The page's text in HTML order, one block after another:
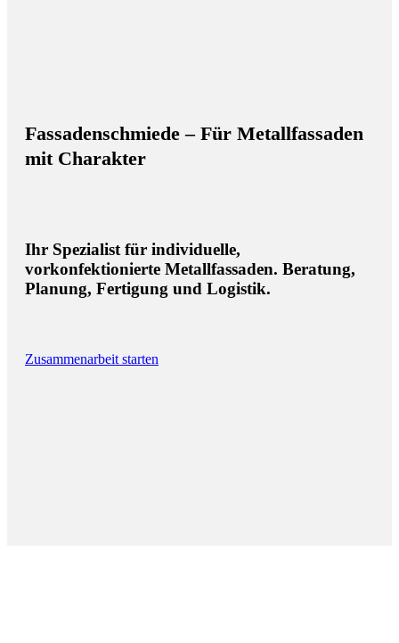
Fassadenschmiede – Für Metallfassaden
mit Charakter
Ihr Spezialist für individuelle,
vorkonfektionierte Metallfassaden. Beratung,
Planung, Fertigung und Logistik.
Zusammenarbeit starten